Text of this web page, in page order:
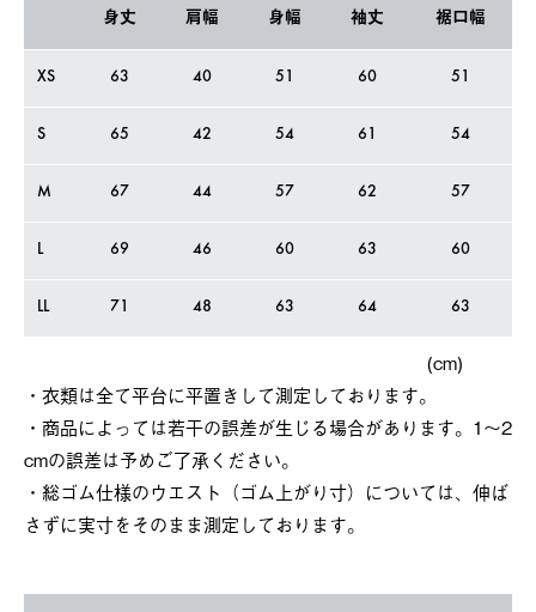
身丈 肩幅 身幅 袖丈 裾口幅
XS 63 40 51 60 51
S 65 42 54 61 54
M 67 44 57 62 57
L 69 46 60 63 60
LL 71 48 63 64 63
(cm)
・衣類は全て平台に平置きして測定しております。
・商品によっては若干の誤差が⽣じる場合があります。1～2
cmの誤差は予めご了承ください。
・総ゴム仕様のウエスト（ゴム上がり寸）については、伸ば
さずに実寸をそのまま測定しております。